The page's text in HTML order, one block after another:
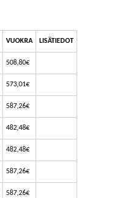
VUOKRA LISÄTIEDOT
508,80€
573,01€
587,26€
482,48€
482,48€
587,26€
587,26€